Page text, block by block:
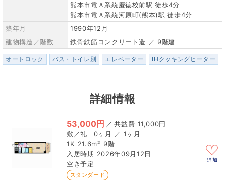
熊本市電Ａ系統慶徳校前駅 徒歩4分
熊本市電Ａ系統河原町(熊本)駅 徒歩4分
築年月
1990年12月
建物構造／階数
鉄骨鉄筋コンクリート造 ／ 9階建
オートロック バス・トイレ別 エレベーター IHクッキングヒーター
詳細情報
53,000円 ／
11,000円
0ヶ月 ／ 1ヶ月
1K 21.6m² 9階
2026年09月12日
空き予定
スタンダード
追加